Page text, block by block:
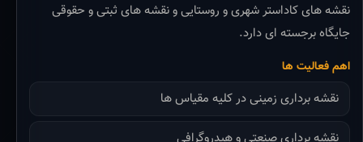
نقشه های کاداستر شهری و روستایی و نقشه های ثبتی و حقوقی
جایگاه برجسته ای دارد.
اهم فعالیت ها
نقشه برداری زمینی در کلیه مقیاس ها